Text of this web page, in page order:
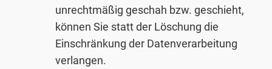
unrechtmäßig geschah bzw. geschieht,
können Sie statt der Löschung die
Einschränkung der Datenverarbeitung
verlangen.